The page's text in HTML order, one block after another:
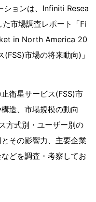
ションは、Infiniti Resea
市場調査レポート「Fi
in North America 20
市場の将来動向)」
衛星サービス(FSS)市
造、市場規模の動向
方式別・ユーザー別の
その影響力、主要企業
どを調査・考察してお